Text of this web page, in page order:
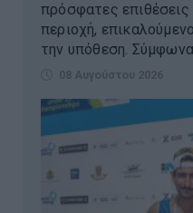
πρόσφατες
περιοχή,
την υπόθεση.